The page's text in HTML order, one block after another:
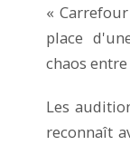
«
place
chaos
Les
reconnaît